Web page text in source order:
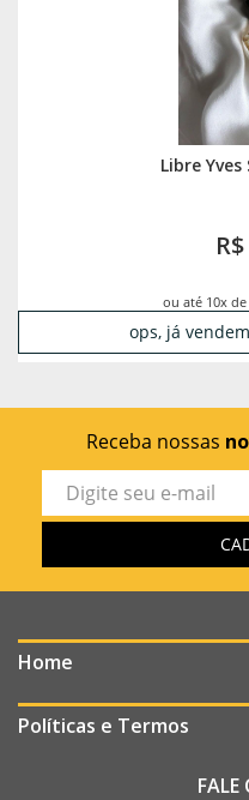
Libre
ou até 10x de
ops, já
Receba nossas
Home
Políticas e Termos
FALE